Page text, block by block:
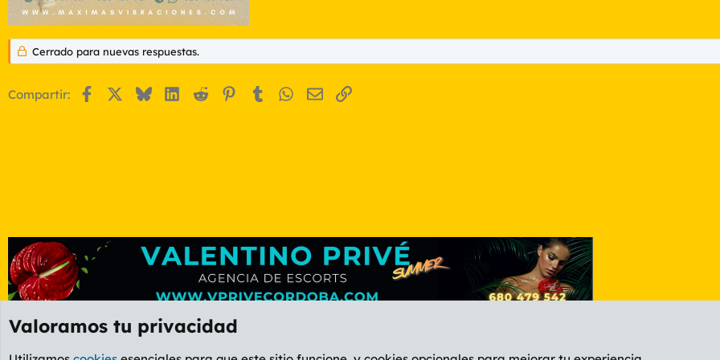
Cerrado para nuevas respuestas.
Compartir: FacebookBlueskyLinkedIn
Reddit Pinterest
Tumblr WhatsApp
EmailEnlace
Foro General
Valoramos tu privacidad